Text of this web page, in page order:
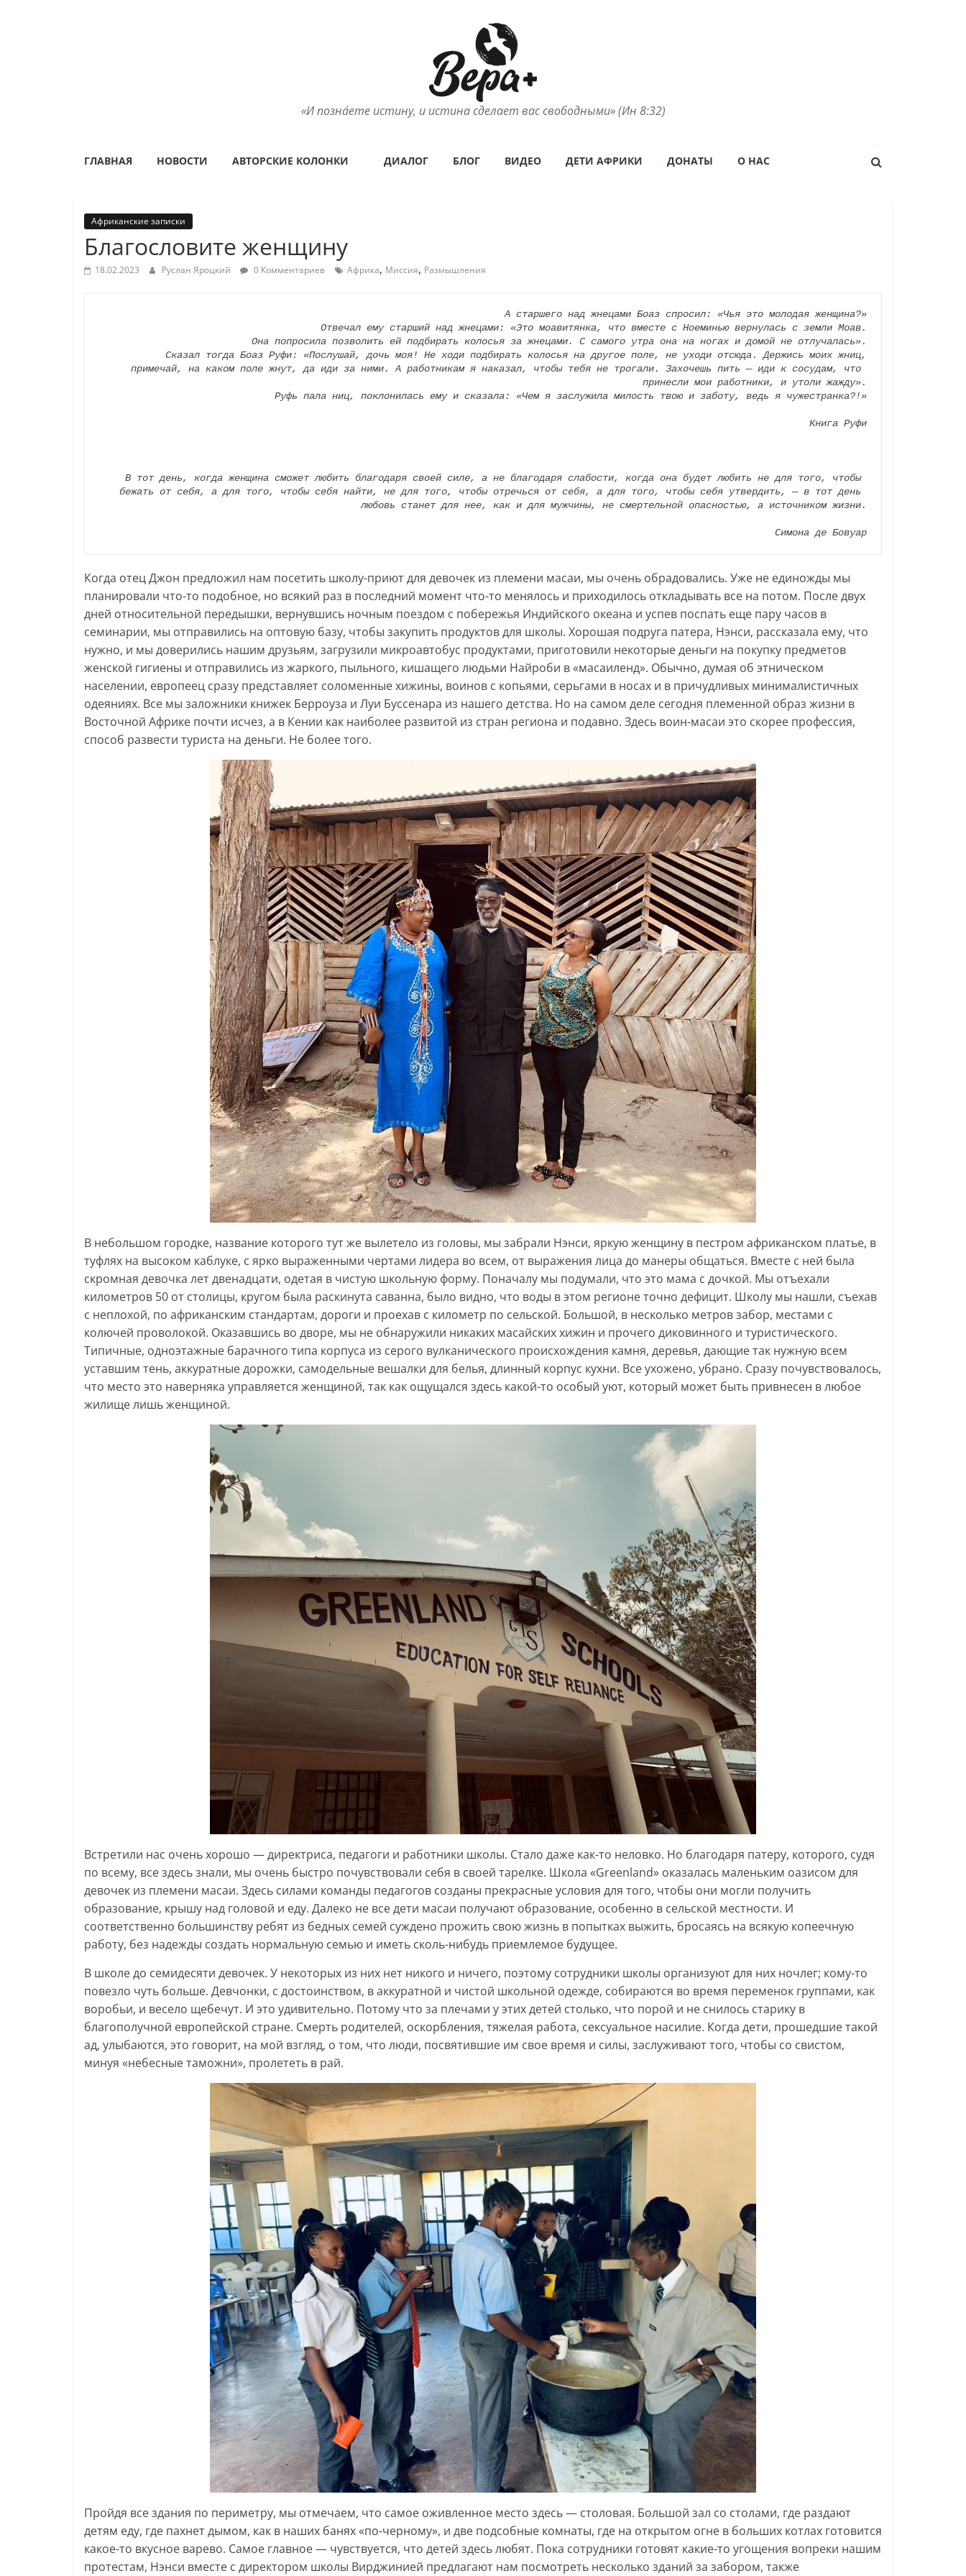
«И позна́ете истину, и истина сделает вас свободными» (Ин 8:32)
ГЛАВНАЯ НОВОСТИ АВТОРСКИЕ КОЛОНКИ ДИАЛОГ БЛОГ ВИДЕО ДЕТИ АФРИКИ ДОНАТЫ О НАС
Африканские записки
Благословите женщину
18.02.2023 Руслан Яроцкий 0 Комментариев Африка, Миссия, Размышления
А старшего над жнецами Боаз спросил: «Чья это молодая женщина?»
Отвечал ему старший над жнецами: «Это моавитянка, что вместе с Ноеминью вернулась с земли Моав.
Она попросила позволить ей подбирать колосья за жнецами. С самого утра она на ногах и домой не отлучалась».
примечай, на каком поле жнут, да иди за ними. А работникам я наказал, чтобы тебя не трогали. Захочешь пить — иди к сосудам, что
принесли мои работники, и утоли жажду».
Руфь пала ниц, поклонилась ему и сказала: «Чем я заслужила милость твою и заботу, ведь я чужестранка?!»
Книга Руфи
В тот день, когда женщина сможет любить благодаря своей силе, а не благодаря слабости, когда она будет любить не для того, чтобы
бежать от себя, а для того, чтобы себя найти, не для того, чтобы отречься от себя, а для того, чтобы себя утвердить, — в тот день
любовь станет для нее, как и для мужчины, не смертельной опасностью, а источником жизни.
Симона де Бовуар
Когда отец Джон предложил нам посетить школу-приют для девочек из племени масаи, мы очень обрадовались. Уже не единожды мы
планировали что-то подобное, но всякий раз в последний момент что-то менялось и приходилось откладывать все на потом. После двух
дней относительной передышки, вернувшись ночным поездом с побережья Индийского океана и успев поспать еще пару часов в
семинарии, мы отправились на оптовую базу, чтобы закупить продуктов для школы. Хорошая подруга патера, Нэнси, рассказала ему, что
нужно, и мы доверились нашим друзьям, загрузили микроавтобус продуктами, приготовили некоторые деньги на покупку предметов
женской гигиены и отправились из жаркого, пыльного, кишащего людьми Найроби в «масаиленд». Обычно, думая об этническом
населении, европеец сразу представляет соломенные хижины, воинов с копьями, серьгами в носах и в причудливых минималистичных
одеяниях. Все мы заложники книжек Берроуза и Луи Буссенара из нашего детства. Но на самом деле сегодня племенной образ жизни в
Восточной Африке почти исчез, а в Кении как наиболее развитой из стран региона и подавно. Здесь воин-масаи это скорее профессия,
способ развести туриста на деньги. Не более того.
В небольшом городке, название которого тут же вылетело из головы, мы забрали Нэнси, яркую женщину в пестром африканском платье, в
туфлях на высоком каблуке, с ярко выраженными чертами лидера во всем, от выражения лица до манеры общаться. Вместе с ней была
скромная девочка лет двенадцати, одетая в чистую школьную форму. Поначалу мы подумали, что это мама с дочкой. Мы отъехали
километров 50 от столицы, кругом была раскинута саванна, было видно, что воды в этом регионе точно дефицит. Школу мы нашли, съехав
с неплохой, по африканским стандартам, дороги и проехав с километр по сельской. Большой, в несколько метров забор, местами с
колючей проволокой. Оказавшись во дворе, мы не обнаружили никаких масайских хижин и прочего диковинного и туристического.
Типичные, одноэтажные барачного типа корпуса из серого вулканического происхождения камня, деревья, дающие так нужную всем
уставшим тень, аккуратные дорожки, самодельные вешалки для белья, длинный корпус кухни. Все ухожено, убрано. Сразу почувствовалось,
что место это наверняка управляется женщиной, так как ощущался здесь какой-то особый уют, который может быть привнесен в любое
жилище лишь женщиной.
Встретили нас очень хорошо — директриса, педагоги и работники школы. Стало даже как-то неловко. Но благодаря патеру, которого, судя
по всему, все здесь знали, мы очень быстро почувствовали себя в своей тарелке. Школа «Greenland» оказалась маленьким оазисом для
девочек из племени масаи. Здесь силами команды педагогов созданы прекрасные условия для того, чтобы они могли получить
образование, крышу над головой и еду. Далеко не все дети масаи получают образование, особенно в сельской местности. И
соответственно большинству ребят из бедных семей суждено прожить свою жизнь в попытках выжить, бросаясь на всякую копеечную
работу, без надежды создать нормальную семью и иметь сколь-нибудь приемлемое будущее.
В школе до семидесяти девочек. У некоторых из них нет никого и ничего, поэтому сотрудники школы организуют для них ночлег; кому-то
повезло чуть больше. Девчонки, с достоинством, в аккуратной и чистой школьной одежде, собираются во время переменок группами, как
воробьи, и весело щебечут. И это удивительно. Потому что за плечами у этих детей столько, что порой и не снилось старику в
благополучной европейской стране. Смерть родителей, оскорбления, тяжелая работа, сексуальное насилие. Когда дети, прошедшие такой
ад, улыбаются, это говорит, на мой взгляд, о том, что люди, посвятившие им свое время и силы, заслуживают того, чтобы со свистом,
минуя «небесные таможни», пролететь в рай.
Пройдя все здания по периметру, мы отмечаем, что самое оживленное место здесь — столовая. Большой зал со столами, где раздают
детям еду, где пахнет дымом, как в наших банях «по-черному», и две подсобные комнаты, где на открытом огне в больших котлах готовится
какое-то вкусное варево. Самое главное — чувствуется, что детей здесь любят. Пока сотрудники готовят какие-то угощения вопреки нашим
протестам, Нэнси вместе с директором школы Вирджинией предлагают нам посмотреть несколько зданий за забором, также